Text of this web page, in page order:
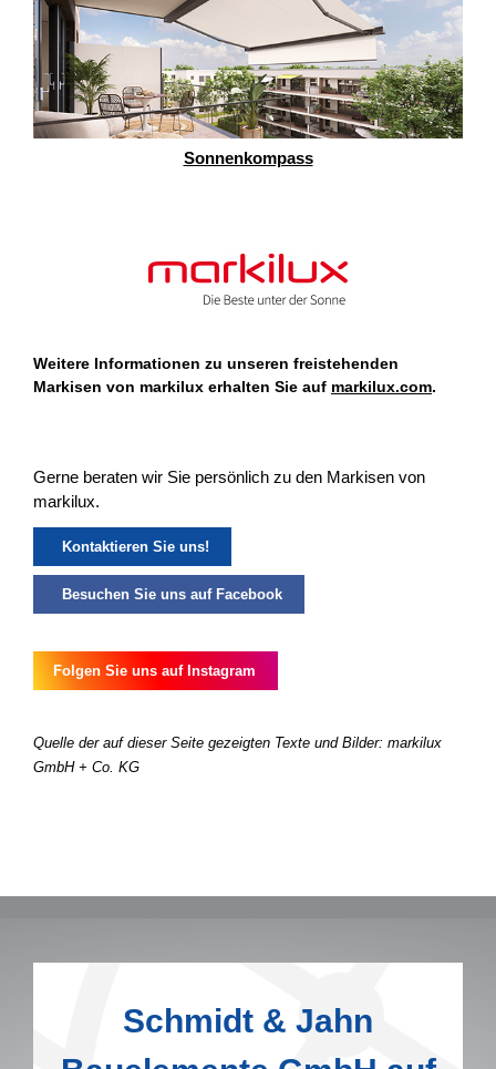
Sonnenkompass
Weitere Informationen zu unseren freistehenden
Markisen von markilux erhalten Sie auf markilux.com.
Gerne beraten wir Sie persönlich zu den Markisen von
markilux.
Kontaktieren Sie uns!
Besuchen Sie uns auf Facebook
Folgen Sie uns auf Instagram
Quelle der auf dieser Seite gezeigten Texte und Bilder: markilux
GmbH + Co. KG
Schmidt & Jahn